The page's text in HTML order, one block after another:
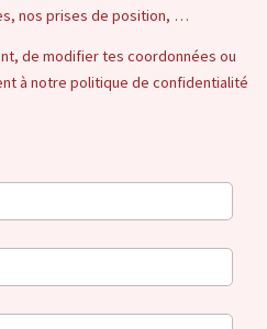
nos prises de position, …
de modifier tes coordonnées ou
à notre politique de confidentialité